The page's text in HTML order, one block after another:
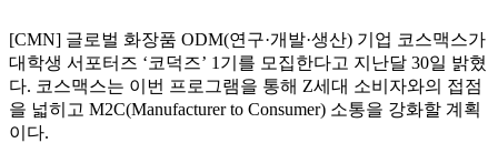
[CMN] 글로벌 화장품 ODM(연구·개발·생산) 기업 코스맥스가
대학생 서포터즈 ‘코덕즈’ 1기를 모집한다고 지난달 30일 밝혔
다. 코스맥스는 이번 프로그램을 통해 Z세대 소비자와의 접점
을 넓히고 M2C(Manufacturer to Consumer) 소통을 강화할 계획
이다.